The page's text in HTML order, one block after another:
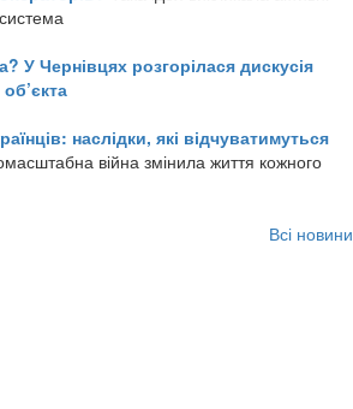
У Чернівцях розгорілася дискусія
наслідки, які відчуватимуться
війна змінила життя кожного
Всі новини